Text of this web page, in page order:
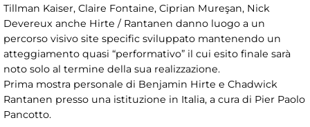
Tillman Kaiser, Claire Fontaine, Ciprian Mureşan, Nick
Devereux anche Hirte / Rantanen danno luogo a un
percorso visivo site specific sviluppato mantenendo un
atteggiamento quasi “performativo” il cui esito finale sarà
noto solo al termine della sua realizzazione.
Prima mostra personale di Benjamin Hirte e Chadwick
Rantanen presso una istituzione in Italia, a cura di Pier Paolo
Pancotto.